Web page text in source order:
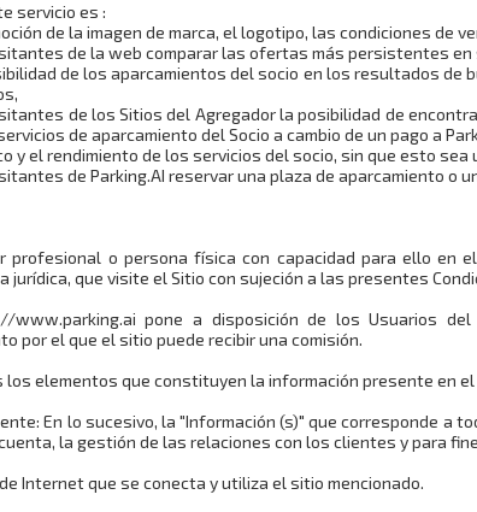
servicio es :
de la imagen de marca, el logotipo, las condiciones de
de la web comparar las ofertas más persistentes en
de los aparcamientos del socio en los resultados de
de los Sitios del Agregador la posibilidad de
de aparcamiento del Socio a cambio de un pago a
y el rendimiento de los servicios del socio, sin que esto sea
de Parking.AI reservar una plaza de aparcamiento o
profesional o persona física con capacidad para ello en
jurídica, que visite el Sitio con sujeción a las presentes
www.parking.ai pone a disposición de los Usuarios
por el que el sitio puede recibir una comisión.
los elementos que constituyen la información presente en
En lo sucesivo, la "Información (s)" que corresponde
la gestión de las relaciones con los clientes y para
Internet que se conecta y utiliza el sitio mencionado.